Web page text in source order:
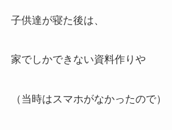
子供達が寝た後は、
家でしかできない資料作りや
（当時はスマホがなかったので）